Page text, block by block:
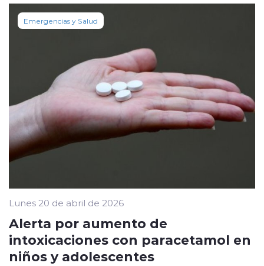
Emergencias y Salud
Lunes 20 de abril de 2026
Alerta por aumento de
intoxicaciones con paracetamol en
niños y adolescentes